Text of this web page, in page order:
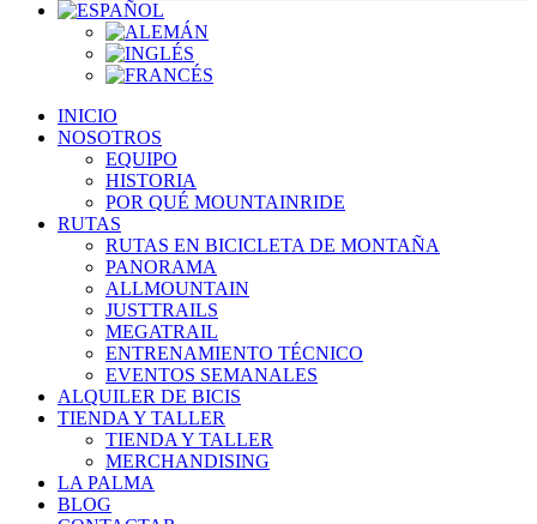
INICIO
NOSOTROS
EQUIPO
HISTORIA
POR QUÉ MOUNTAINRIDE
RUTAS
RUTAS EN BICICLETA DE MONTAÑA
PANORAMA
ALLMOUNTAIN
JUSTTRAILS
MEGATRAIL
ENTRENAMIENTO TÉCNICO
EVENTOS SEMANALES
ALQUILER DE BICIS
TIENDA Y TALLER
TIENDA Y TALLER
MERCHANDISING
LA PALMA
BLOG